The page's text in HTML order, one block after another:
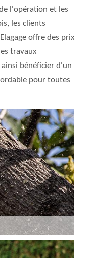
l'opération et les
les clients
offre des prix
travaux
bénéficier d'un
pour toutes